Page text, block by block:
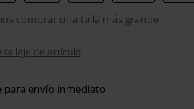
comprar una talla más grande
tallaje de artículo
para envío inmediato